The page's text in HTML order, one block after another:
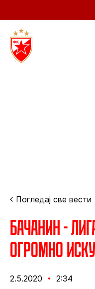
Погледај све вести
Бачанин -
огромно
2.5.2020 2:34